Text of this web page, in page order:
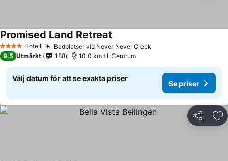
4 StjärnorHotell Badplatser vid Never Never Creek
Promised Land Retreat
9,5 Utmärkt 188 10.0 km till Centrum
Välj datum för att se exakta priser
Se priser
Dela